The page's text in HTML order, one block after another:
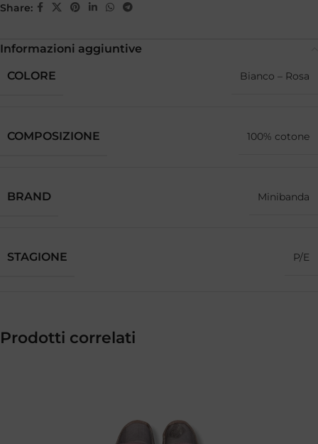
Share:
Informazioni aggiuntive
COLORE
Bianco – Rosa
COMPOSIZIONE 100% cotone
BRAND Minibanda
STAGIONE P/E
Prodotti correlati